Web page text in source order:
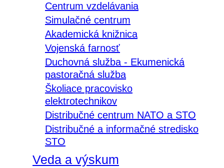
Centrum vzdelávania
Simulačné centrum
Akademická knižnica
Vojenská farnosť
Duchovná služba - Ekumenická
pastoračná služba
Školiace pracovisko
elektrotechnikov
Distribučné centrum NATO a STO
Distribučné a informačné stredisko
STO
Veda a výskum